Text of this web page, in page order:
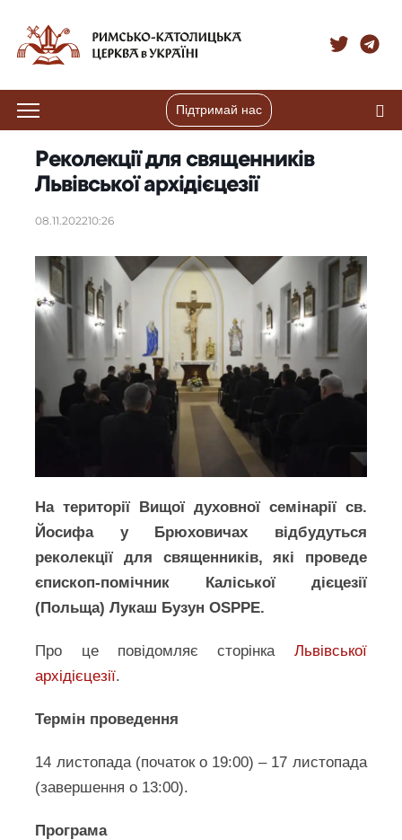
Підтримай нас
Реколекції для священників
Львівської архідієцезії
08.11.202210:26
На території Вищої духовної семінарії св.
Йосифа у Брюховичах відбудуться
реколекції для священників, які проведе
єпископ-помічник Каліської дієцезії
(Польща) Лукаш Бузун OSPPE.
Про це повідомляє сторінка Львівської
архідієцезії.
Термін проведення
14 листопада (початок о 19:00) – 17 листопада
(завершення о 13:00).
Програма